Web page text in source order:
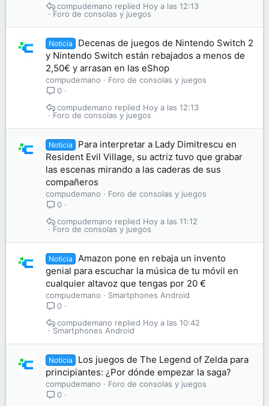
Foro de consolas y juegos
Hoy a las 12:13
compudemano
Noticia
Decenas de juegos de Nintendo Switch 2
y Nintendo Switch están rebajados a menos de
2,50€ y arrasan en las eShop
compudemano
Foro de consolas y juegos
0
Foro de consolas y juegos
Hoy a las 12:13
compudemano
Noticia
Para interpretar a Lady Dimitrescu en
Resident Evil Village, su actriz tuvo que grabar
las escenas mirando a las caderas de sus
compañeros
compudemano
Foro de consolas y juegos
0
Foro de consolas y juegos
Hoy a las 11:12
compudemano
Noticia
Amazon pone en rebaja un invento
genial para escuchar la música de tu móvil en
cualquier altavoz que tengas por 20 €
compudemano
Smartphones Android
0
Smartphones Android
Hoy a las 10:42
compudemano
Noticia
Los juegos de The Legend of Zelda para
principiantes: ¿Por dónde empezar la saga?
compudemano
Foro de consolas y juegos
0